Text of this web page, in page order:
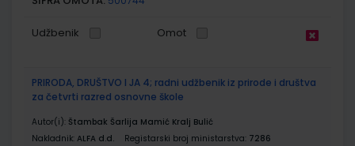
Udžbenik Omot
PRIRODA, DRUŠTVO I JA 4; radni udžbenik iz prirode i društva
za četvrti razred osnovne škole
Autor(i): Štambak Šarlija Mamić Kralj Bulić
Nakladnik: ALFA d.d. Registarski broj ministarstva: 7286